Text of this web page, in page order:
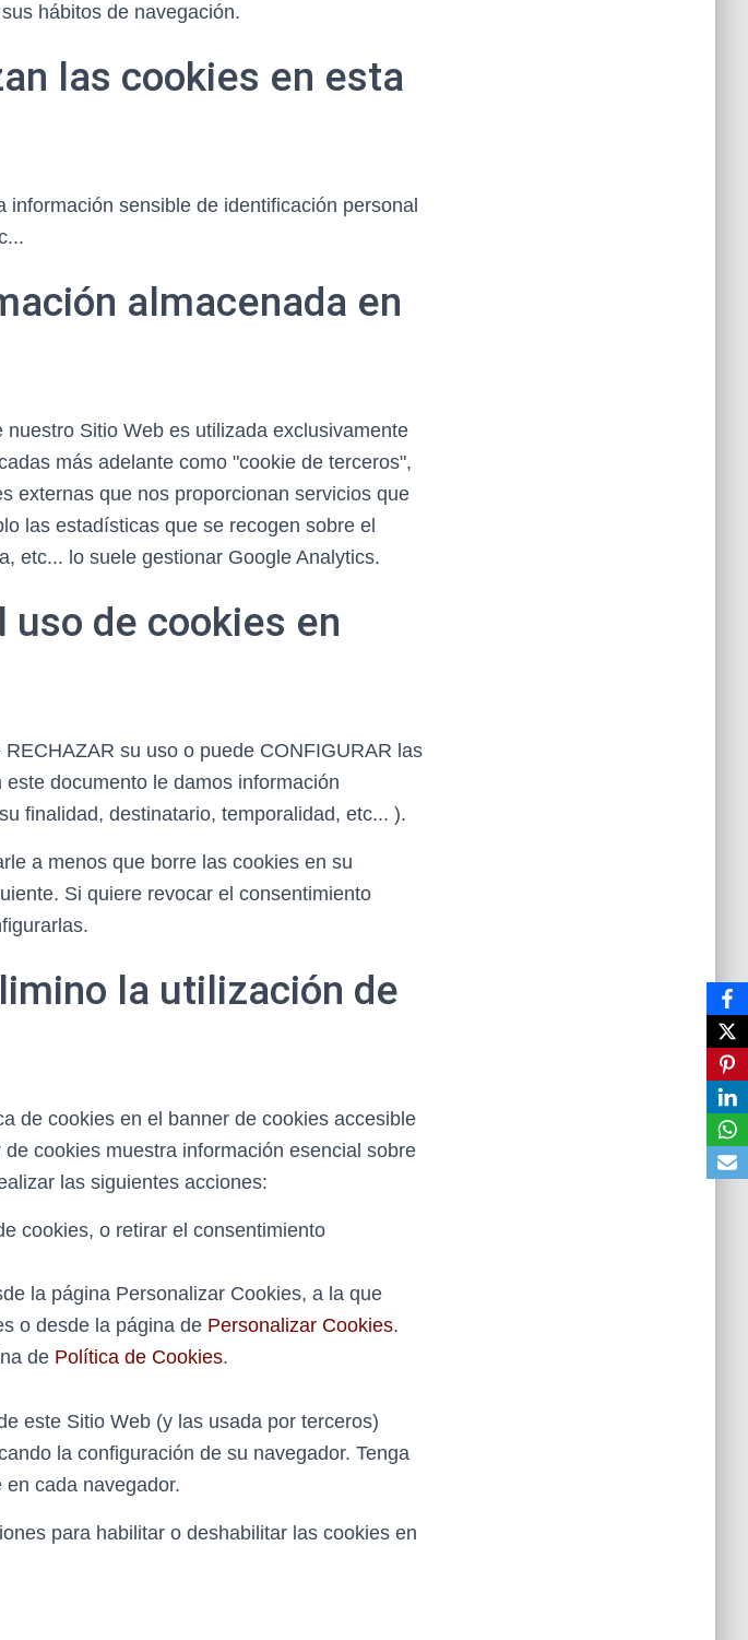
hábitos de navegación.
las cookies en esta
sensible de identificación personal
almacenada en
Sitio Web es utilizada exclusivamente
más adelante como "cookie de terceros",
externas que nos proporcionan servicios que
las estadísticas que se recogen sobre el
etc... lo suele gestionar Google Analytics.
uso de cookies en
su uso o puede CONFIGURAR las
documento le damos información
finalidad, destinatario, temporalidad, etc... ).
a menos que borre las cookies en su
Si quiere revocar el consentimiento
la utilización de
de cookies en el banner de cookies accesible
cookies muestra información esencial sobre
las siguientes acciones:
cookies, o retirar el consentimiento
la página Personalizar Cookies, a la que
o desde la página de Personalizar Cookies.
de Política de Cookies.
este Sitio Web (y las usada por terceros)
la configuración de su navegador. Tenga
cada navegador.
para habilitar o deshabilitar las cookies en